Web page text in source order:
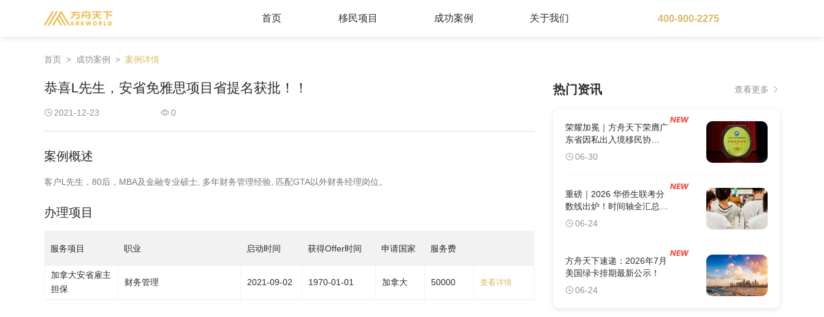
首页 移民项目
美国
加拿大
土耳其 澳大利亚
成功案例 关于我们 400-900-2275
首页 > 成功案例 > 案例详情
恭喜L先生，安省免雅思项目省提名获批！！
2021-12-23 0
案例概述
客户L先生，80后，MBA及金融专业硕士, 多年财务管理经验, 匹配GTA以外财务经理岗位。
办理项目
服务项目 职业 启动时间 获得Offer时间 申请国家 服务费
加拿大安省雇主
担保
财务管理 2021-09-02 1970-01-01 加拿大 50000 查看详情
热门资讯 查看更多
荣耀加冕｜方舟天下荣膺广
东省因私出入境移民协
会“标杆会员单位”
06-30
重磅｜2026 华侨生联考分
数线出炉！时间轴全汇总：
这5个关键节点错过1个，
06-24
方舟天下速递：2026年7月
美国绿卡排期最新公示！
06-24